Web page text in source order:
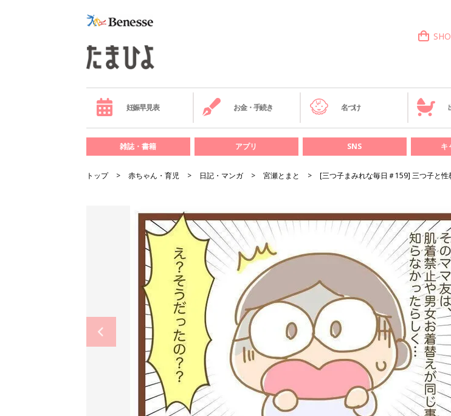
妊娠早見表 お金・手続き 名づけ
雑誌・書籍 アプリ SNS キ
トップ 赤ちゃん・育児 日記・マンガ 宮瀬とまと [三つ子まみれな毎日＃159] 三つ子と性